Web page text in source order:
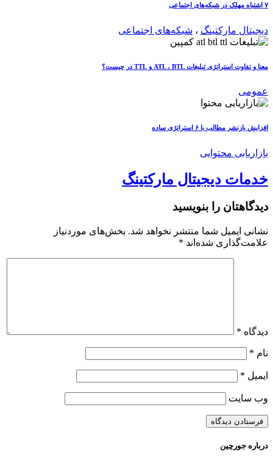
۷ اشتباه مهلک در شبکه‌های اجتماعی
دیجیتال مارکتینگ ، شبکه‌های اجتماعی
معنا و تفاوت استراتژی تبلیغات ATL ، BTL و TTL در چیست؟
عمومی
افزایش بازنشر مطالب با ۶ استراتژی ساده
بازاریابی محتوایی
خدمات دیجیتال مارکتینگ
دیدگاهتان را بنویسید
نشانی ایمیل شما منتشر نخواهد شد. بخش‌های موردنیاز
علامت‌گذاری شده‌اند *
دیدگاه *
نام *
ایمیل *
وب‌ سایت
درباره جورچین